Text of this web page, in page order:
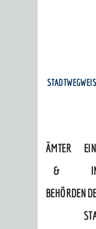
ÄMTER
&
BEHÖRDEN